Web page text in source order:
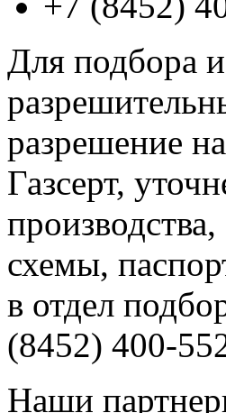
Для подбора и
разрешение
Газсерт,
схемы,
в отдел
(8452) 400-
Наши